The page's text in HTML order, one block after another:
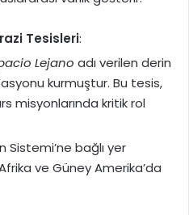
Tesisleri:
Lejano adı verilen derin
kurmuştur. Bu tesis,
misyonlarında kritik rol
Sistemi’ne bağlı yer
ve Güney Amerika’da